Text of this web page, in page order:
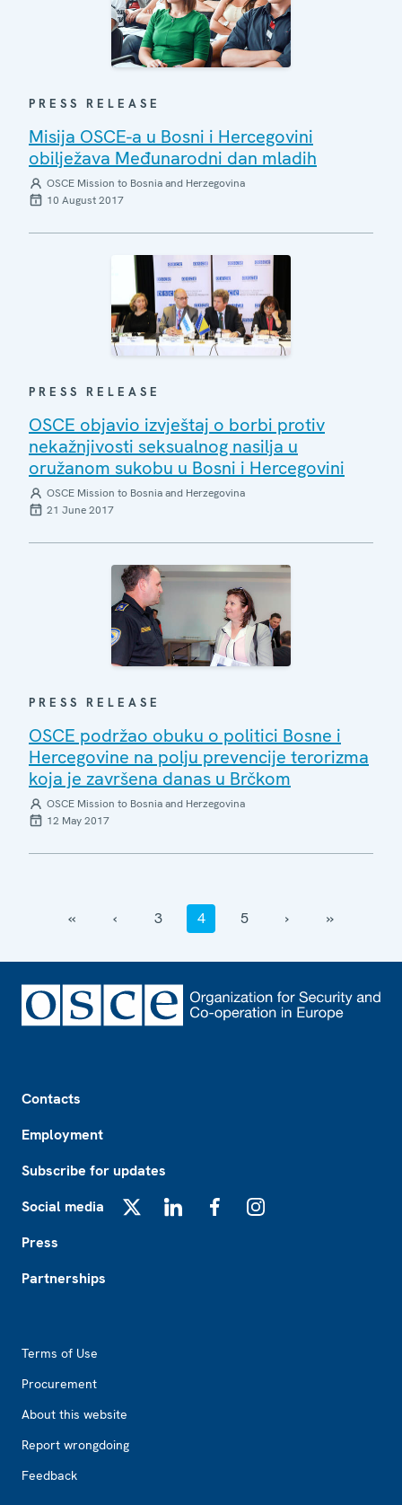
PRESS RELEASE
Misija OSCE-a u Bosni i Hercegovini
obilježava Međunarodni dan mladih
OSCE Mission to Bosnia and Herzegovina
10 August 2017
PRESS RELEASE
OSCE objavio izvještaj o borbi protiv
nekažnjivosti seksualnog nasilja u
oružanom sukobu u Bosni i Hercegovini
OSCE Mission to Bosnia and Herzegovina
21 June 2017
PRESS RELEASE
OSCE podržao obuku o politici Bosne i
Hercegovine na polju prevencije terorizma
koja je završena danas u Brčkom
OSCE Mission to Bosnia and Herzegovina
12 May 2017
‹‹ ‹ 3 4 5 › ››
Contacts
Employment
Subscribe for updates
Social media
Press
Partnerships
Terms of Use
Procurement
About this website
Report wrongdoing
Feedback